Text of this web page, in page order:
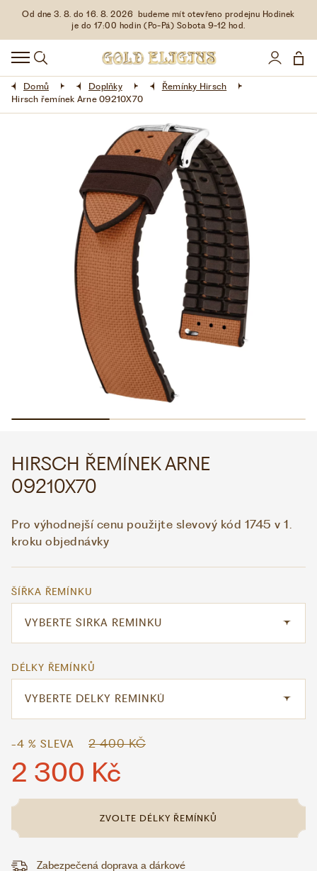
Od dne 3. 8. do 16. 8. 2026 budeme mít otevřeno prodejnu Hodinek
je do 17:00 hodin (Po-Pá) Sobota 9-12 hod.
HODINKY
DOPLŇKY
ŠPERKY
LIMITOVANÉ EDICE
VŠE O NÁKUPU
KONTAKT
WHATSAPP
VOLEJTE 9:00–18:00+420 775 138 346
Domů Doplňky
Řemínky Hirsch
Hirsch řemínek Arne 09210X70
HIRSCH ŘEMÍNEK ARNE
09210X70
Pro výhodnejší cenu použijte slevový kód 1745 v 1.
kroku objednávky
ŠÍŘKA ŘEMÍNKU
DÉLKY ŘEMÍNKŮ
-4 % SLEVA 2 400 KČ
2 300 Kč
ZVOLTE DÉLKY ŘEMÍNKŮ
Zabezpečená doprava a dárkové